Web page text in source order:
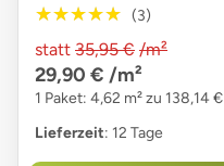
★★★★★
★★★★★ (3)
statt 35,95 € /m²
29,90 € /m²
1 Paket: 4,62 m² zu 138,14 €
Lieferzeit: 12 Tage